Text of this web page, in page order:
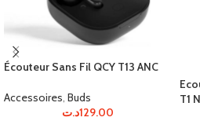
Écouteur Sans Fil QCY T13 ANC
Accessoires, Buds
129.00د.ت
T1